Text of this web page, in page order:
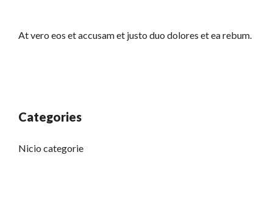
At vero eos et accusam et justo duo dolores et ea rebum.
Categories
Nicio categorie